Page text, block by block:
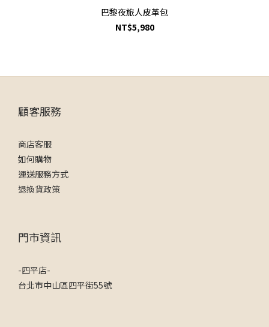
巴黎夜旅人皮革包
NT$5,980
顧客服務
商店客服
如何購物
運送服務方式
退換貨政策
門市資訊
-四平店-
台北市中山區四平街55號